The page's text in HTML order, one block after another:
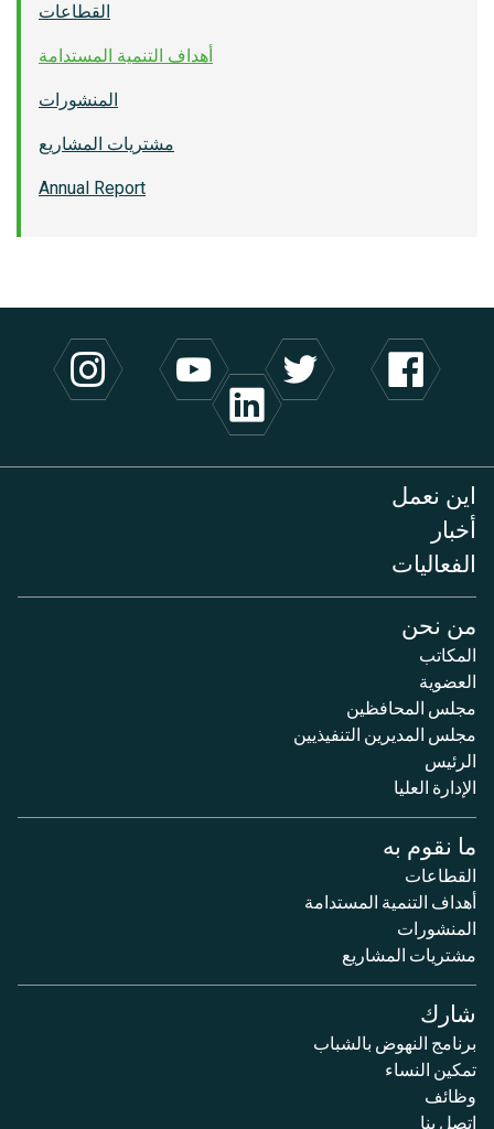
القطاعات
أهداف التنمية المستدامة
المنشورات
مشتريات المشاريع
Annual Report
اين نعمل
أخبار
الفعاليات
من نحن
المكاتب
العضوية
مجلس المحافظين
مجلس المديرين التنفيذيين
الرئيس
الإدارة العليا
ما نقوم به
القطاعات
أهداف التنمية المستدامة
المنشورات
مشتريات المشاريع
شارك
برنامج النهوض بالشباب
تمكين النساء
وظائف
اتصل بنا